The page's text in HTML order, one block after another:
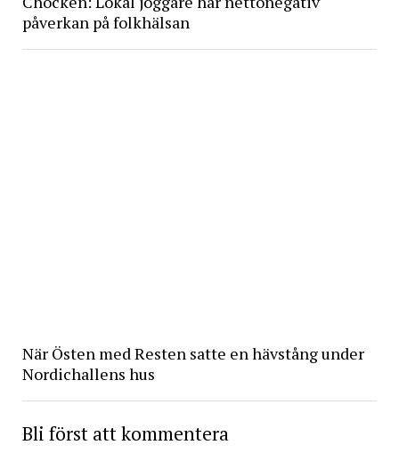
påverkan på folkhälsan
När Östen med Resten satte en hävstång under
Nordichallens hus
Bli först att kommentera